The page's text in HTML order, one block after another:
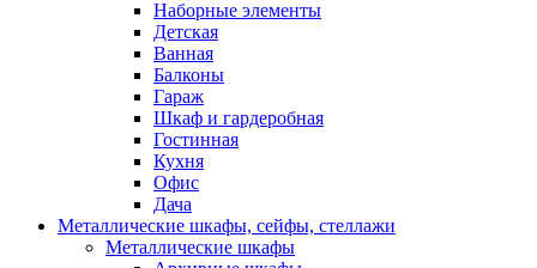
Наборные элементы
Детская
Ванная
Балконы
Гараж
Шкаф и гардеробная
Гостинная
Кухня
Офис
Дача
Металлические шкафы, сейфы, стеллажи
Металлические шкафы